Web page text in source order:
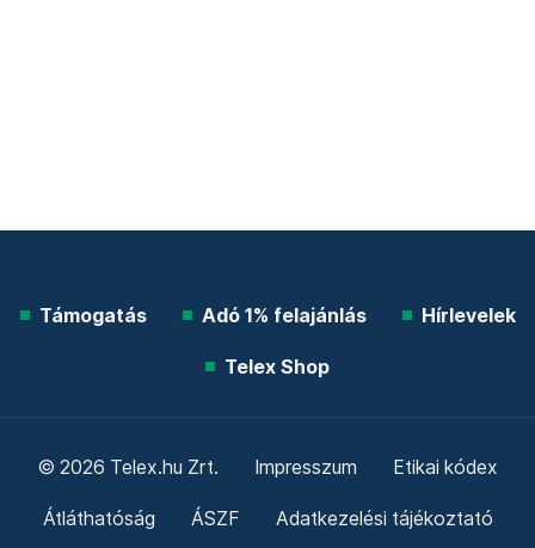
Támogatás Adó 1% felajánlás Hírlevelek
Telex Shop
© 2026 Telex.hu Zrt. Impresszum Etikai kódex
Átláthatóság ÁSZF Adatkezelési tájékoztató